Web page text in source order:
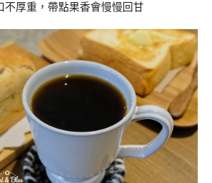
不厚重，帶點果香會慢慢回甘